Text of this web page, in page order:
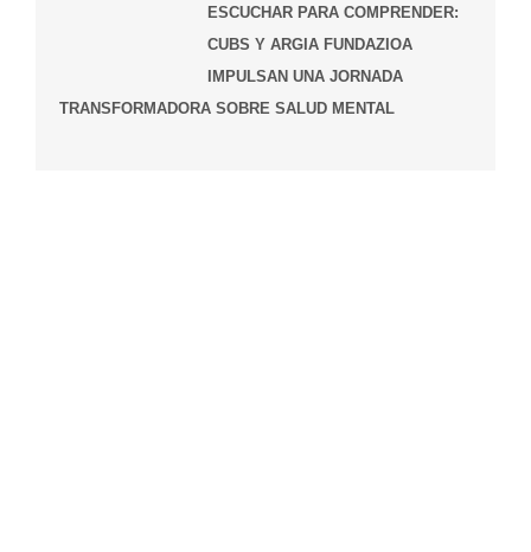
ESCUCHAR PARA COMPRENDER:
CUBS Y ARGIA FUNDAZIOA
IMPULSAN UNA JORNADA
TRANSFORMADORA SOBRE SALUD MENTAL